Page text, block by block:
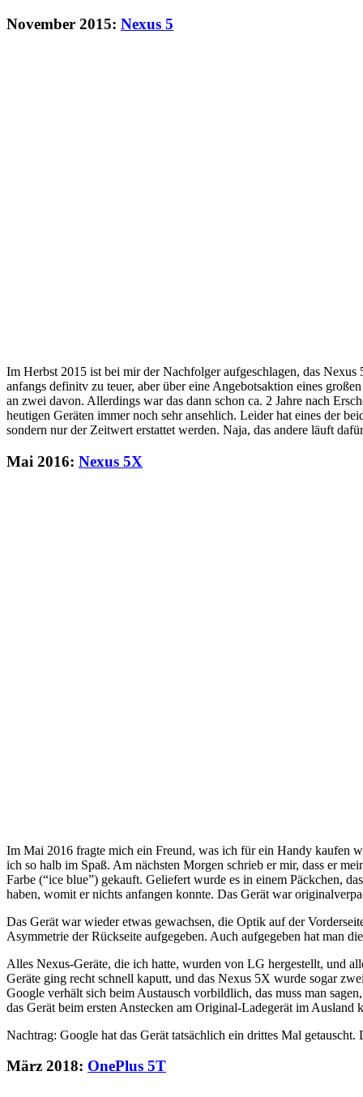
November 2015: Nexus 5
Im Herbst 2015 ist bei mir der Nachfolger aufgeschlagen, das
anfangs definitv zu teuer, aber über eine Angebotsaktion eines
an zwei davon. Allerdings war das dann schon ca. 2 Jahre nach
heutigen Geräten immer noch sehr ansehlich. Leider hat eines der
sondern nur der Zeitwert erstattet werden. Naja, das andere läuft
Mai 2016: Nexus 5X
Im Mai 2016 fragte mich ein Freund, was ich für ein Handy kaufen
ich so halb im Spaß. Am nächsten Morgen schrieb er mir, dass er
Farbe (“ice blue”) gekauft. Geliefert wurde es in einem Päckchen,
haben, womit er nichts anfangen konnte. Das Gerät war
Das Gerät war wieder etwas gewachsen, die Optik auf der
Asymmetrie der Rückseite aufgegeben. Auch aufgegeben hat man
Alles Nexus-Geräte, die ich hatte, wurden von LG hergestellt, und
Geräte ging recht schnell kaputt, und das Nexus 5X wurde sogar
Google verhält sich beim Austausch vorbildlich, das muss man
das Gerät beim ersten Anstecken am Original-Ladegerät im
Nachtrag: Google hat das Gerät tatsächlich ein drittes Mal
März 2018: OnePlus 5T